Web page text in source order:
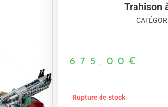
Trahison
675,00 €
Rupture de stock